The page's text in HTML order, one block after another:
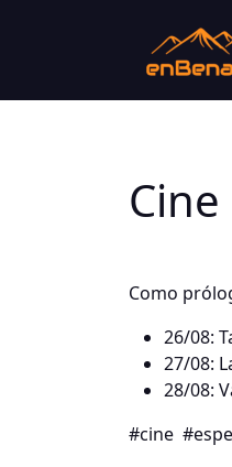
Como
26/08:
27/08:
28/08:
#cine